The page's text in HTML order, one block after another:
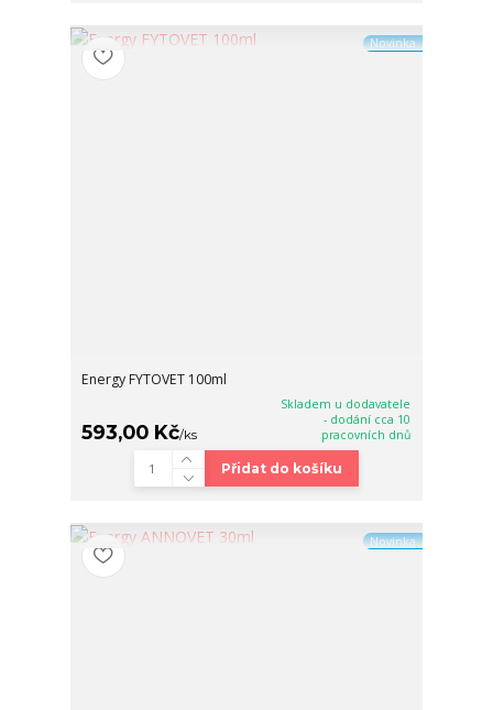
Novinka
Energy FYTOVET 100ml
593,00 Kč/ks
Skladem u dodavatele
- dodání cca 10
pracovních dnů
Přidat do košíku
Novinka